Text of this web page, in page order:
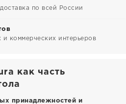
по всей России
и коммерческих интерьеров
как часть
принадлежностей и